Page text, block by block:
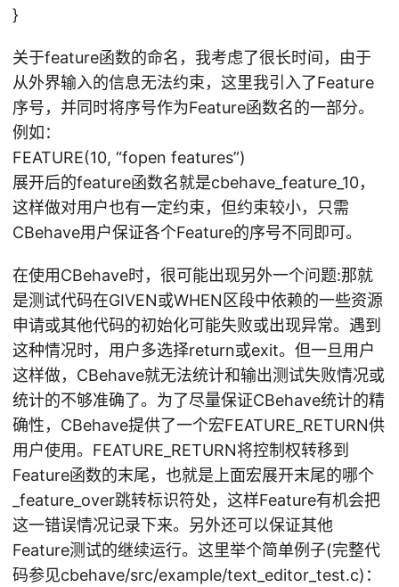
}
关于feature函数的命名，我考虑了很长时间，由于
从外界输入的信息无法约束，这里我引入了Feature
序号，并同时将序号作为Feature函数名的一部分。
例如：
FEATURE(10, “fopen features”)
展开后的feature函数名就是cbehave_feature_10，
这样做对用户也有一定约束，但约束较小，只需
CBehave用户保证各个Feature的序号不同即可。
在使用CBehave时，很可能出现另外一个问题:那就
是测试代码在GIVEN或WHEN区段中依赖的一些资源
申请或其他代码的初始化可能失败或出现异常。遇到
这种情况时，用户多选择return或exit。但一旦用户
这样做，CBehave就无法统计和输出测试失败情况或
统计的不够准确了。为了尽量保证CBehave统计的精
确性，CBehave提供了一个宏FEATURE_RETURN供
用户使用。FEATURE_RETURN将控制权转移到
Feature函数的末尾，也就是上面宏展开末尾的哪个
_feature_over跳转标识符处，这样Feature有机会把
这一错误情况记录下来。另外还可以保证其他
Feature测试的继续运行。这里举个简单例子(完整代
码参见cbehave/src/example/text_editor_test.c)：